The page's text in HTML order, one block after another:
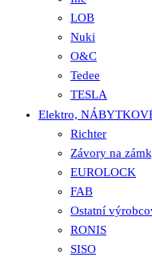
LOB
Nuki
O&C
Tedee
TESLA
Elektro,
Richter
Závory na
EUROLOCK
FAB
Ostatní
RONIS
SISO